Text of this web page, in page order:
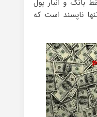
و انبار پول
ناپسند است که